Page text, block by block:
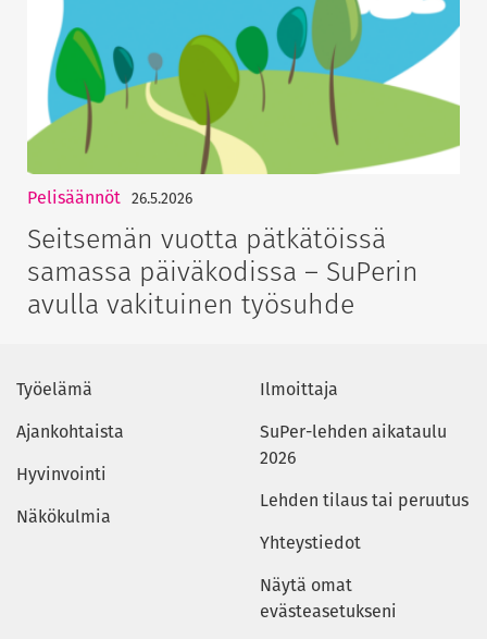
Pelisäännöt 26.5.2026
Seitsemän vuotta pätkätöissä
samassa päiväkodissa – SuPerin
avulla vakituinen työsuhde
Työelämä
Ajankohtaista
Hyvinvointi
Näkökulmia
Ilmoittaja
SuPer-lehden aikataulu
2026
Lehden tilaus tai peruutus
Yhteystiedot
Näytä omat
evästeasetukseni